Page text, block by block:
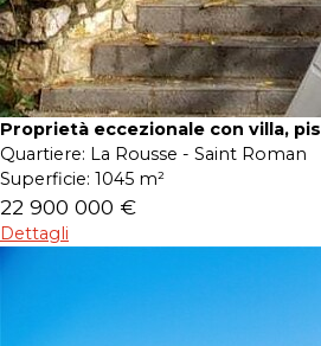
Proprietà eccezionale con villa,
Quartiere: La Rousse - Saint Roman
Superficie: 1045 m²
22 900 000 €
Dettagli